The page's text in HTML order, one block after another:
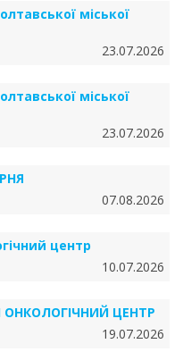
міської
23.07.2026
міської
23.07.2026
07.08.2026
центр
10.07.2026
ОНКОЛОГІЧНИЙ ЦЕНТР
19.07.2026